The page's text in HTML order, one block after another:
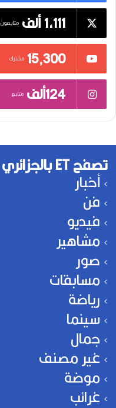
1,111 ألف متابعون
15٬300 مشترك
124ألف متابع
تصفح ET بالجزائري
أخبار
فن
فيديو
مشاهير
صور
مسابقات
رياضة
سينما
جمال
غير مصنف
موضة
غرائب